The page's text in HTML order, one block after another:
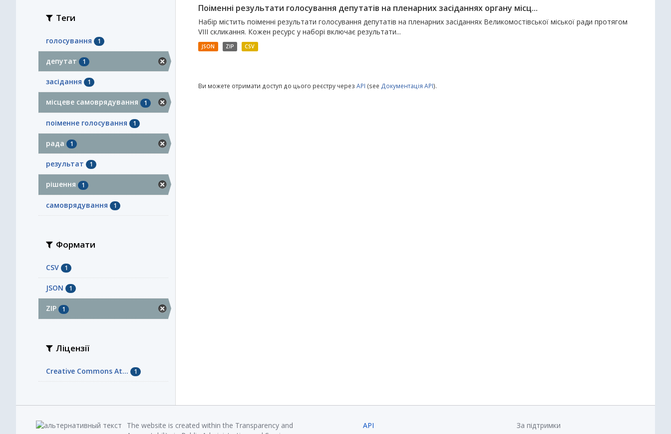
Теги
голосування 1
депутат 1
засідання 1
місцеве самоврядування 1
поіменне голосування 1
рада 1
результат 1
рішення 1
самоврядування 1
Формати
CSV 1
JSON 1
ZIP 1
Ліцензії
Creative Commons At... 1
Поіменні результати голосування депутатів на пленарних засіданнях органу місц...
Набір містить поіменні результати голосування депутатів на пленарних засіданнях Великомостівської міської ради протягом
VІII скликання. Кожен ресурс у наборі включає результати...
JSON ZIP CSV
Ви можете отримати доступ до цього реєстру через API (see Документація API).
The website is created within the Transparency and
API За підтримки